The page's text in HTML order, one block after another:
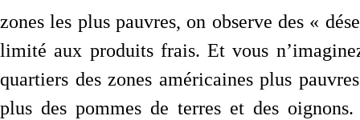
zones les plus pauvres, on observe des «
limité aux produits frais. Et vous
quartiers des zones américaines plus
plus des pommes de terres et des